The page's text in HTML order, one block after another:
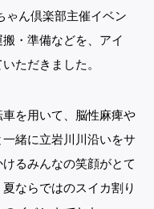
ゃん倶楽部主催イベン
・準備などを、アイ
ただきました。
を用いて、脳性麻痺や
緒に立岩川川沿いをサ
るみんなの笑顔がとて
ならではのスイカ割り